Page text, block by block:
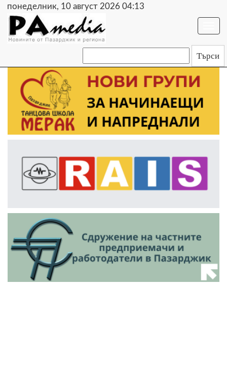
понеделник, 10 август 2026 04:13